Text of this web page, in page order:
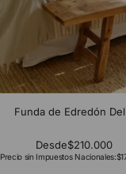
Funda de Edredón
Desde$210.000
Precio sin Impuestos Nacionales: